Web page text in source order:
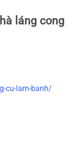
láng cong
cu-lam-banh/